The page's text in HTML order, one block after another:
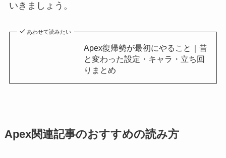
いきましょう。
あわせて読みたい
Apex復帰勢が最初にやること｜昔
と変わった設定・キャラ・立ち回
りまとめ
Apex関連記事のおすすめの読み方